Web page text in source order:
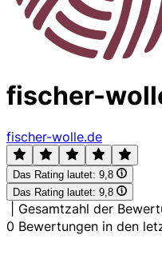
fischer-
fischer-wolle.de
Das Rating lautet: 9,8
Das Rating lautet: 9,8
Gesamtzahl der
0 Bewertungen in den